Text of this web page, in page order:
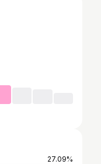
27.09%